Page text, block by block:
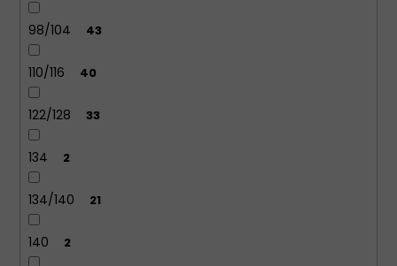
98/104 43
110/116 40
122/128 33
134 2
134/140 21
140 2